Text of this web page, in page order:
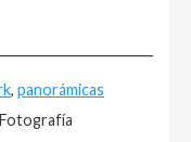
, panorámicas